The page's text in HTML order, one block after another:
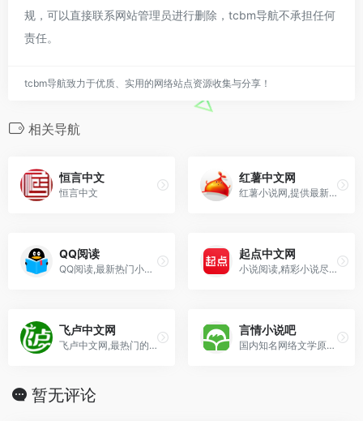
规，可以直接联系网站管理员进行删除，tcbm导航不承担任何
责任。
tcbm导航致力于优质、实用的网络站点资源收集与分享！
相关导航
恒言中文
恒言中文
红薯中文网
红薯小说网,提供最新免费小说.包括玄幻小说,言情小说,网游小说等热门分类.找好看的小说,请到hongshu.com,超快网速,更新频繁,为读者提供免费小说，友好
QQ阅读
QQ阅读,最新热门小说网站,提供玄幻小说、武侠小说、原创小说、网游小说、都市小说、言情小说、青春小说、科幻小说等首发小说,最新章节在线阅读。更多精彩尽在QQ阅读
起点中文网
小说阅读,精彩小说尽在起点中文网. 起点中文网提供玄幻小说,武侠小说,原创小说,网游小说,都市小说,言情小说,青春小说,历史小说,军事小说,网游小说,科幻小说,
飞卢中文网
飞卢中文网,最热门的免费小说网站,提供都市小说、玄幻小说、穿越小说、言情小说、同人小说等免费小说在线阅读与下载。大神小说齐聚飞卢,每日万字更新。
言情小说吧
国内知名网络文学原创小说门户。书城拥有海量完结全本小说，每日更新言情、都市、耽美、穿越、官场、重生、玄幻、女尊等小说的连载最新章节，定期发布阅读小说排行榜单。
暂无评论